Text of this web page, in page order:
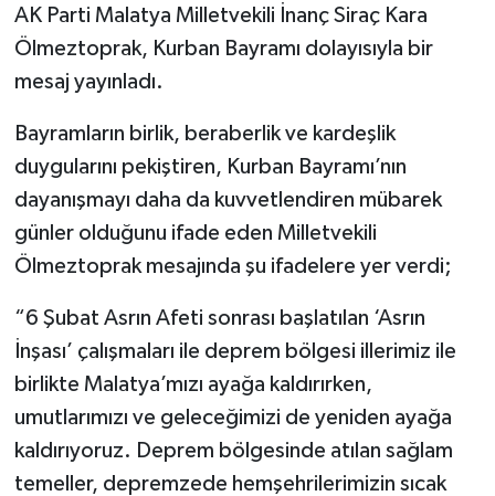
AK Parti Malatya Milletvekili İnanç Siraç Kara
Ölmeztoprak, Kurban Bayramı dolayısıyla bir
mesaj yayınladı.
Bayramların birlik, beraberlik ve kardeşlik
duygularını pekiştiren, Kurban Bayramı’nın
dayanışmayı daha da kuvvetlendiren mübarek
günler olduğunu ifade eden Milletvekili
Ölmeztoprak mesajında şu ifadelere yer verdi;
“6 Şubat Asrın Afeti sonrası başlatılan ‘Asrın
İnşası’ çalışmaları ile deprem bölgesi illerimiz ile
birlikte Malatya’mızı ayağa kaldırırken,
umutlarımızı ve geleceğimizi de yeniden ayağa
kaldırıyoruz. Deprem bölgesinde atılan sağlam
temeller, depremzede hemşehrilerimizin sıcak